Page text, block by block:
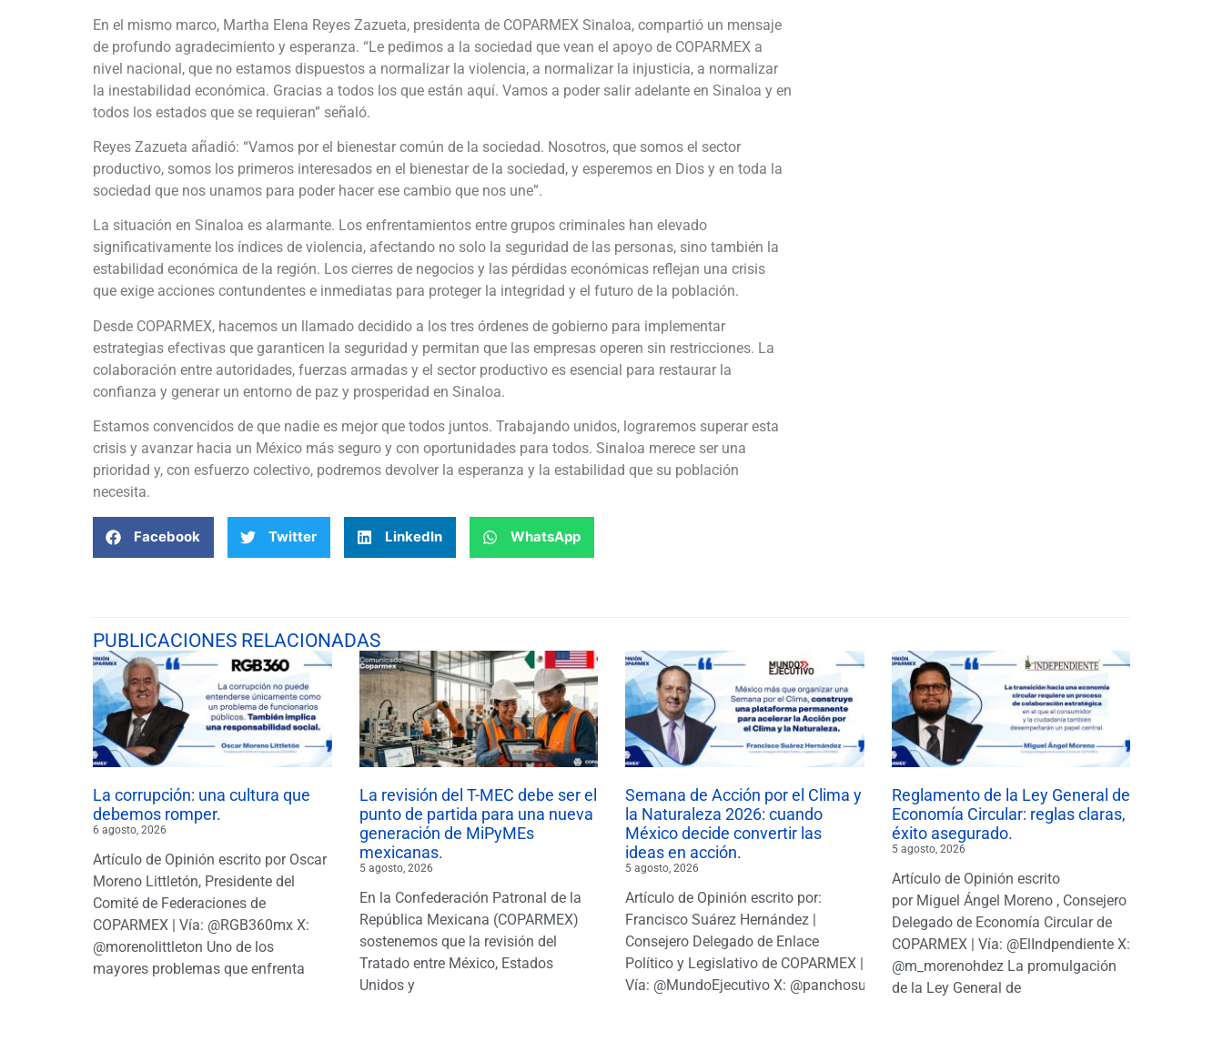
En el mismo marco, Martha Elena Reyes Zazueta, presidenta de COPARMEX Sinaloa, compartió un mensaje
de profundo agradecimiento y esperanza. “Le pedimos a la sociedad que vean el apoyo de COPARMEX a
nivel nacional, que no estamos dispuestos a normalizar la violencia, a normalizar la injusticia, a normalizar
la inestabilidad económica. Gracias a todos los que están aquí. Vamos a poder salir adelante en Sinaloa y en
todos los estados que se requieran” señaló.
Reyes Zazueta añadió: “Vamos por el bienestar común de la sociedad. Nosotros, que somos el sector
productivo, somos los primeros interesados en el bienestar de la sociedad, y esperemos en Dios y en toda la
sociedad que nos unamos para poder hacer ese cambio que nos une”.
La situación en Sinaloa es alarmante. Los enfrentamientos entre grupos criminales han elevado
significativamente los índices de violencia, afectando no solo la seguridad de las personas, sino también la
estabilidad económica de la región. Los cierres de negocios y las pérdidas económicas reflejan una crisis
que exige acciones contundentes e inmediatas para proteger la integridad y el futuro de la población.
Desde COPARMEX, hacemos un llamado decidido a los tres órdenes de gobierno para implementar
estrategias efectivas que garanticen la seguridad y permitan que las empresas operen sin restricciones. La
colaboración entre autoridades, fuerzas armadas y el sector productivo es esencial para restaurar la
confianza y generar un entorno de paz y prosperidad en Sinaloa.
Estamos convencidos de que nadie es mejor que todos juntos. Trabajando unidos, lograremos superar esta
crisis y avanzar hacia un México más seguro y con oportunidades para todos. Sinaloa merece ser una
prioridad y, con esfuerzo colectivo, podremos devolver la esperanza y la estabilidad que su población
necesita.
Facebook Twitter LinkedIn WhatsApp
PUBLICACIONES RELACIONADAS
La corrupción: una cultura que
debemos romper.
6 agosto, 2026
Artículo de Opinión escrito por Oscar
Moreno Littletón, Presidente del
Comité de Federaciones de
COPARMEX | Vía: @RGB360mx X:
@morenolittleton Uno de los
mayores problemas que enfrenta
La revisión del T-MEC debe ser el
punto de partida para una nueva
generación de MiPyMEs
mexicanas.
5 agosto, 2026
En la Confederación Patronal de la
República Mexicana (COPARMEX)
sostenemos que la revisión del
Tratado entre México, Estados
Unidos y
Semana de Acción por el Clima y
la Naturaleza 2026: cuando
México decide convertir las
ideas en acción.
5 agosto, 2026
Artículo de Opinión escrito por:
Francisco Suárez Hernández |
Consejero Delegado de Enlace
Político y Legislativo de COPARMEX |
Vía: @MundoEjecutivo X: @panchosuarezh
Reglamento de la Ley General de
Economía Circular: reglas claras,
éxito asegurado.
5 agosto, 2026
Artículo de Opinión escrito
por Miguel Ángel Moreno , Consejero
Delegado de Economía Circular de
COPARMEX | Vía: @ElIndpendiente X:
@m_morenohdez La promulgación
de la Ley General de